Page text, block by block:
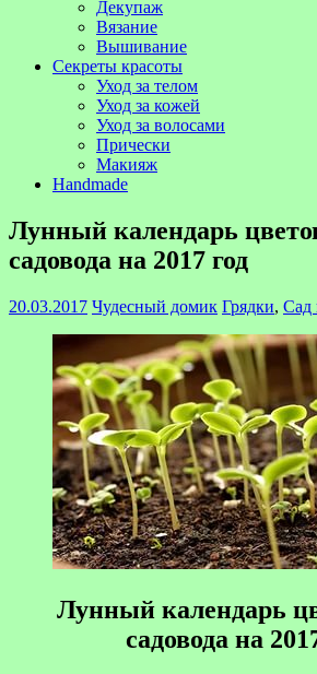
Декупаж
Вязание
Вышивание
Секреты красоты
Уход за телом
Уход за кожей
Уход за волосами
Прически
Макияж
Handmade
Лунный календарь
садовода на 2017 год
20.03.2017 Чудесный домик Грядки, Сад
Лунный календарь
садовода на